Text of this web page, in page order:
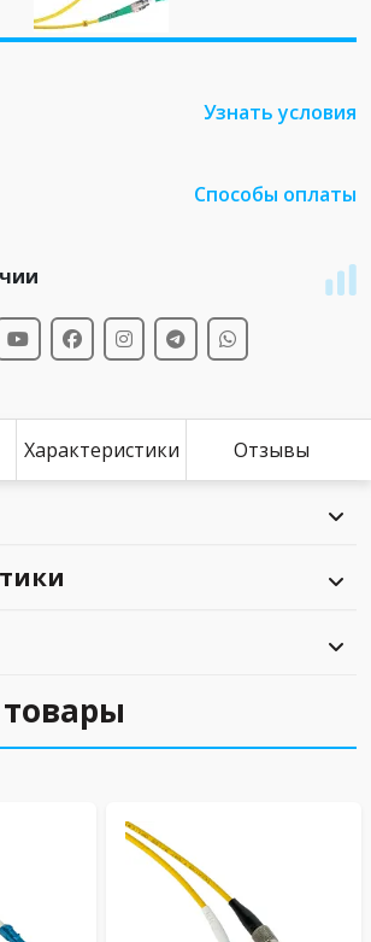
Узнать условия
Способы оплаты
Характеристики Отзывы